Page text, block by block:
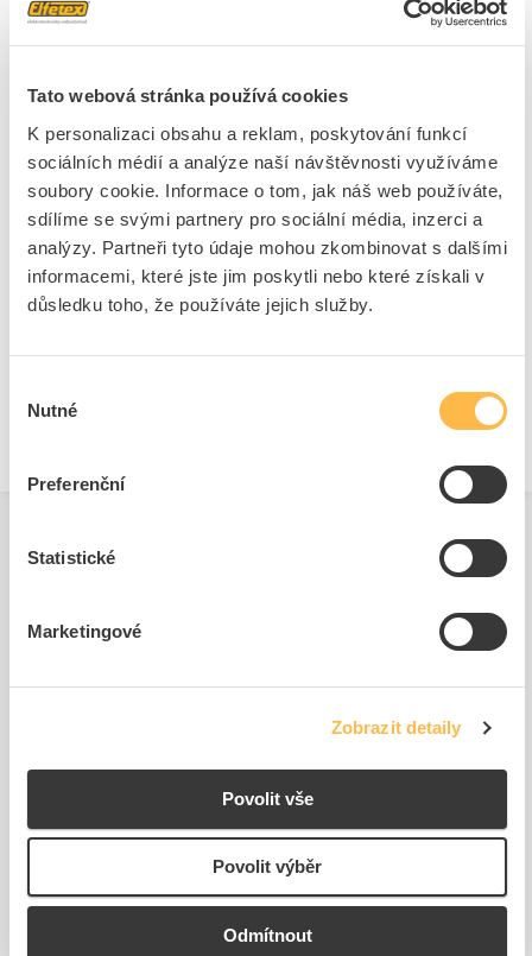
Tato webová stránka používá cookies
K personalizaci obsahu a reklam, poskytování funkcí
sociálních médií a analýze naší návštěvnosti využíváme
soubory cookie. Informace o tom, jak náš web používáte,
sdílíme se svými partnery pro sociální média, inzerci a
analýzy. Partneři tyto údaje mohou zkombinovat s dalšími
informacemi, které jste jim poskytli nebo které získali v
důsledku toho, že používáte jejich služby.
souhlasu
Nutné
Preferenční
Statistické
Marketingové
Zobrazit detaily
Povolit vše
Povolit výběr
Odmítnout
do 17:00. To samé platí pro objednávku kurýrní službou.
Značka KANLUX
Ke stažení
Technické dokumenty
Zdroj ML-443.038.35.0
MCLED Zdroj ML-